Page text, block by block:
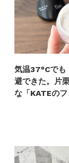
気温37°Cでも
避できた。片
な「KATEの